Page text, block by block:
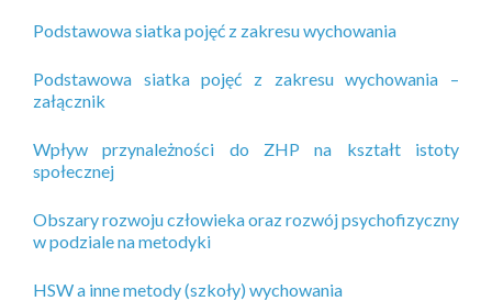
Podstawowa siatka pojęć z zakresu wychowania
Podstawowa siatka pojęć z zakresu wychowania –
załącznik
Wpływ przynależności do ZHP na kształt istoty
społecznej
Obszary rozwoju człowieka oraz rozwój psychofizyczny
w podziale na metodyki
HSW a inne metody (szkoły) wychowania